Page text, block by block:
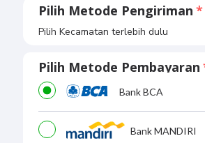
Pilih Metode Pengiriman
Pilih Kecamatan terlebih dulu
Pilih Metode Pembayaran
Bank BCA
Bank MANDIRI